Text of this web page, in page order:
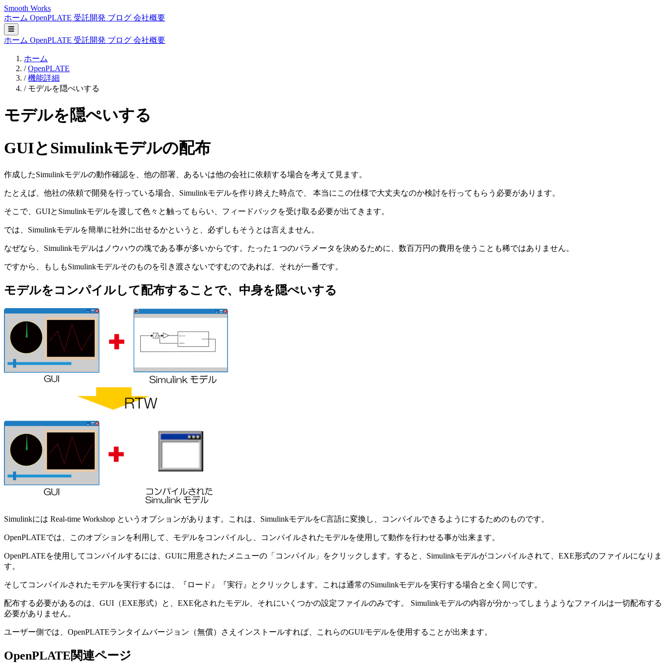
Smooth Works
ホーム OpenPLATE 受託開発 ブログ 会社概要
☰
ホーム OpenPLATE 受託開発 ブログ 会社概要
ホーム
/ OpenPLATE
/ 機能詳細
/ モデルを隠ぺいする
モデルを隠ぺいする
GUIとSimulinkモデルの配布
作成したSimulinkモデルの動作確認を、他の部署、あるいは他の会社に依頼する場合を考えて見ます。
たとえば、他社の依頼で開発を行っている場合、Simulinkモデルを作り終えた時点で、 本当にこの仕様で大丈夫なのか検討を行ってもらう必要があります。
そこで、GUIとSimulinkモデルを渡して色々と触ってもらい、フィードバックを受け取る必要が出てきます。
では、Simulinkモデルを簡単に社外に出せるかというと、必ずしもそうとは言えません。
なぜなら、Simulinkモデルはノウハウの塊である事が多いからです。たった１つのパラメータを決めるために、数百万円の費用を使うことも稀ではありません。
ですから、もしもSimulinkモデルそのものを引き渡さないですむのであれば、それが一番です。
モデルをコンパイルして配布することで、中身を隠ぺいする
Simulinkには Real-time Workshop というオプションがあります。これは、SimulinkモデルをC言語に変換し、コンパイルできるようにするためのものです。
OpenPLATEでは、このオプションを利用して、モデルをコンパイルし、コンパイルされたモデルを使用して動作を行わせる事が出来ます。
OpenPLATEを使用してコンパイルするには、GUIに用意されたメニューの「コンパイル」をクリックします。すると、Simulinkモデルがコンパイルされて、EXE形式のファイルになりま
す。
そしてコンパイルされたモデルを実行するには、『ロード』『実行』とクリックします。これは通常のSimulinkモデルを実行する場合と全く同じです。
配布する必要があるのは、GUI（EXE形式）と、EXE化されたモデル、それにいくつかの設定ファイルのみです。 Simulinkモデルの内容が分かってしまうようなファイルは一切配布する
必要がありません。
ユーザー側では、OpenPLATEランタイムバージョン（無償）さえインストールすれば、これらのGUI/モデルを使用することが出来ます。
OpenPLATE関連ページ